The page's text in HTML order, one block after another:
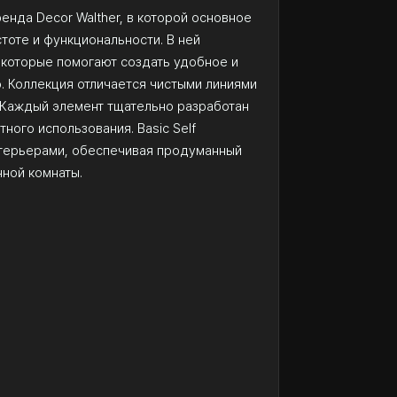
Decor Walther, в которой основное
и функциональности. В ней
помогают создать удобное и
Коллекция отличается чистыми линиями
элемент тщательно разработан
использования. Basic Self
обеспечивая продуманный
комнаты.